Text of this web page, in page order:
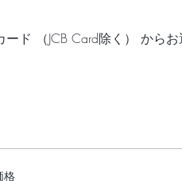
ド （JCB Card除く） からお
格